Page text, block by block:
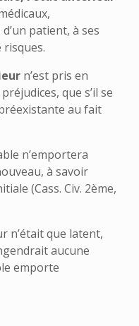
patient, à ses
n’est pris en
que s’il se
au fait
n’emportera
à savoir
(Cass. Civ. 2ème,
n’était que latent,
aucune
emporte